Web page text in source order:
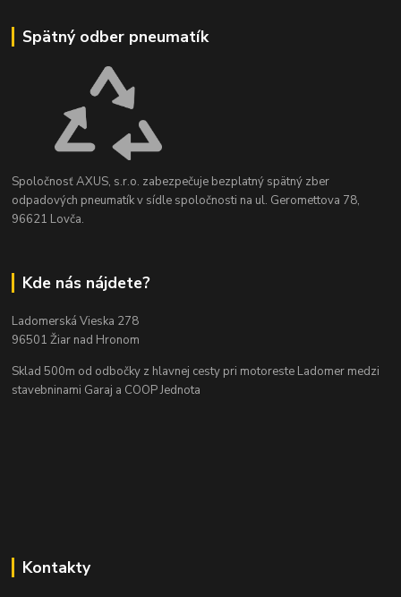
Spätný odber pneumatík
Spoločnosť AXUS, s.r.o. zabezpečuje bezplatný spätný zber
odpadových pneumatík v sídle spoločnosti na ul. Geromettova 78,
96621 Lovča.
Kde nás nájdete?
Ladomerská Vieska 278
96501 Žiar nad Hronom
Sklad 500m od odbočky z hlavnej cesty pri motoreste Ladomer medzi
stavebninami Garaj a COOP Jednota
Kontakty